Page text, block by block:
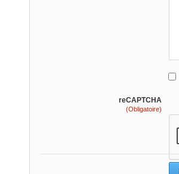
reCAPTCHA
(Obligatoire)